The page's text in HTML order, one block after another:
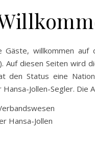
Gäste, willkommen
Auf diesen Seiten wird
den Status eine
Jollen-Segler. Die
Hansa-Jollen